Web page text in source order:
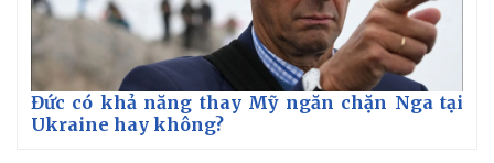
Đức có khả năng thay Mỹ ngăn chặn Nga tại
Ukraine hay không?